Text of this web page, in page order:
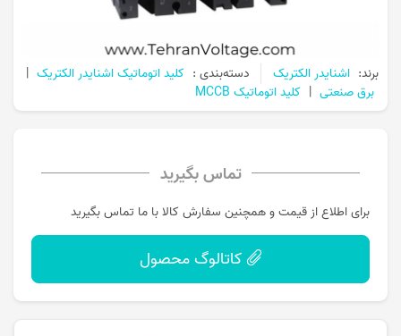
برند: اشنایدر الکتریک دسته‌بندی : کلید اتوماتیک اشنایدر الکتریک |
برق صنعتی | کلید اتوماتیک MCCB
تماس بگیرید
برای اطلاع از قیمت و همچنین سفارش کالا با ما تماس بگیرید
کاتالوگ محصول